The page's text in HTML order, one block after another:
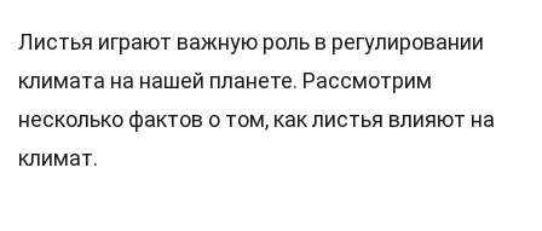
Листья играют важную роль в регулировании
климата на нашей планете. Рассмотрим
несколько фактов о том, как листья влияют на
климат.